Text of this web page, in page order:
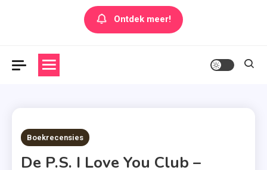
Ontdek meer!
9 MINS READ
Boekrecensies
De P.S. I Love You Club –